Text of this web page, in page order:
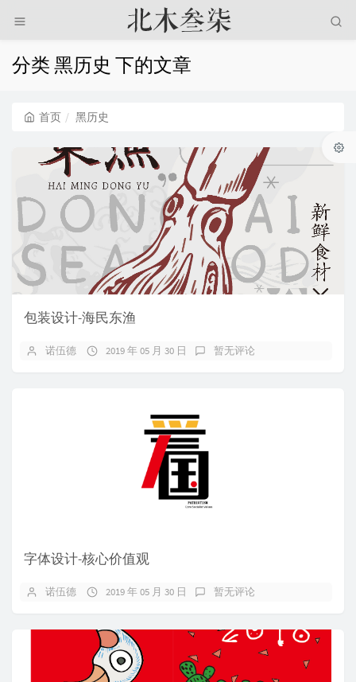
分类 黑历史 下的文章
首页 黑历史
包装设计-海民东渔
诺伍德 2019 年 05 月 30 日 暂无评论
字体设计-核心价值观
诺伍德 2019 年 05 月 30 日 暂无评论